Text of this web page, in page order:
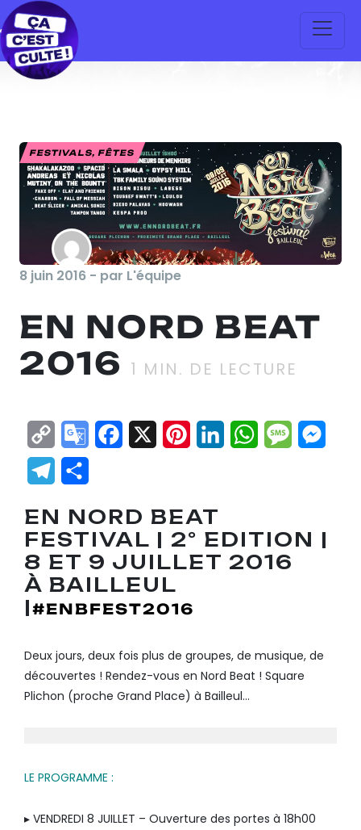
FESTIVALS, FÊTES
8 juin 2016 - par L'équipe
EN NORD BEAT
2016 1 MIN. DE LECTURE
Copy
Link
GoogleFacebook
X Pinterest
LinkedInWhatsApp
Telegram
EN NORD BEAT
FESTIVAL | 2° EDITION |
8 ET 9 JUILLET 2016
À BAILLEUL
|#ENBFEST2016
Deux jours, deux fois plus de groupes, de musique, de
découvertes ! Rendez-vous en Nord Beat ! Square
Plichon (proche Grand Place) à Bailleul…
LE PROGRAMME :
▸ VENDREDI 8 JUILLET – Ouverture des portes à 18h00